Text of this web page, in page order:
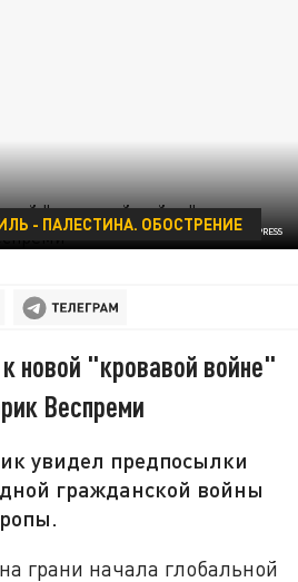
IMAGO/WWW.IMAGO-IMAGES.DE/GLOBALLOOKPRESS
- ПАЛЕСТИНА. ОБОСТРЕНИЕ
новой "кровавой войне"
Веспреми
увидел предпосылки
гражданской войны
грани начала глобальной